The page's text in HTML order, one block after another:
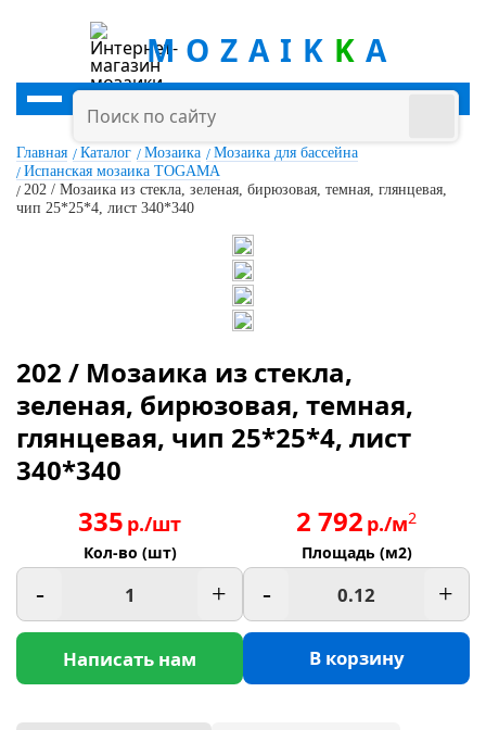
MOZAIK K A
Главная Каталог Мозаика
Мозаика для бассейна
Испанская мозаика TOGAMA
202 / Мозаика из стекла, зеленая, бирюзовая, темная, глянцевая,
чип 25*25*4, лист 340*340
202 / Мозаика из стекла,
зеленая, бирюзовая, темная,
глянцевая, чип 25*25*4, лист
340*340
335 р./шт
Кол-во (шт)
- +
Написать нам
2 792 р./м2
Площадь (м2)
- +
В корзину